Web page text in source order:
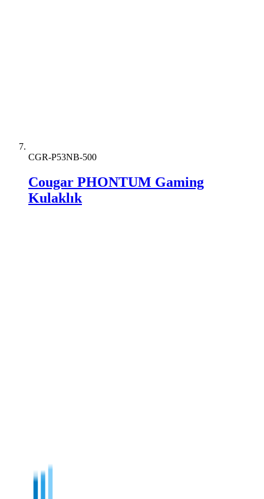
CGR-P53NB-500
Cougar PHONTUM Gaming
Kulaklık